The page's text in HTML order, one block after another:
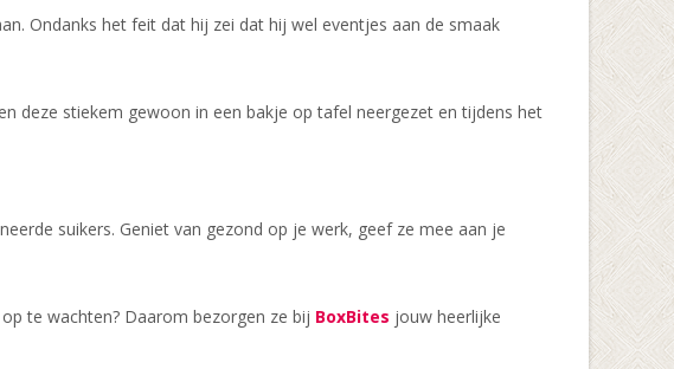
Ondanks het feit dat hij zei dat hij wel eventjes aan de smaak
deze stiekem gewoon in een bakje op tafel neergezet en tijdens het
suikers. Geniet van gezond op je werk, geef ze mee aan je
te wachten? Daarom bezorgen ze bij BoxBites jouw heerlijke